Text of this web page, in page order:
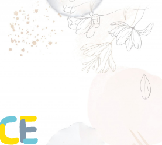
Перейти
к
содержанию